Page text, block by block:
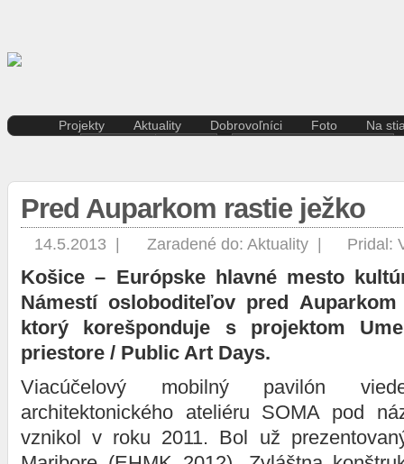
Projekty
Kasárne/Kulturpark
Projekt SPOTs
Pentapolitana
Destinácia Košice
Terra Incognita
Putujúce mesto
prostredníctvom investícií do
vzdelávania
Aktuality
Regióny
Slovensko
Šport
Tlačové správy
Zahraničie
Dobrovoľníci Foto Na
Pred Auparkom rastie ježko
14.5.2013 | Zaradené do: Aktuality Pridal:
Košice – Európske hlavné mesto
Námestí osloboditeľov pred
ktorý korešponduje s projektom
priestore / Public Art Days.
Viacúčelový mobilný pavilón
architektonického ateliéru SOMA pod
vznikol v roku 2011. Bol už